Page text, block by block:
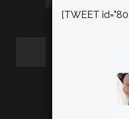
[TWEET